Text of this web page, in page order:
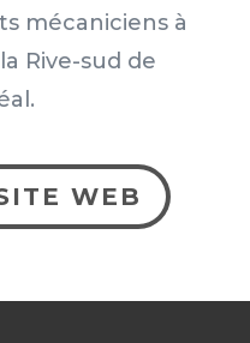
mécaniciens à
Rive-sud de
WEB